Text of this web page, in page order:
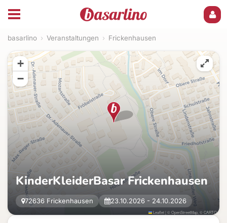
basarlino › Veranstaltungen › Frickenhausen
KinderKleiderBasar Frickenhausen
72636 Frickenhausen 23.10.2026 - 24.10.2026
+
−
Leaflet| ©OpenStreetMap , ©CARTO